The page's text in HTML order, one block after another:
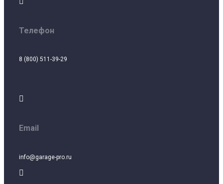
Телефон
8 (800) 511-39-29

Email
info@garage-pro.ru
